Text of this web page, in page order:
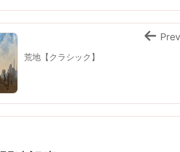
荒地【クラシック】
Prev